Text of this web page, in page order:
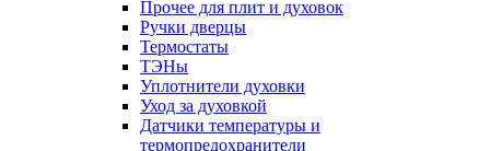
Прочее для плит и духовок
Ручки дверцы
Термостаты
ТЭНы
Уплотнители духовки
Уход за духовкой
Датчики температуры и
термопредохранители